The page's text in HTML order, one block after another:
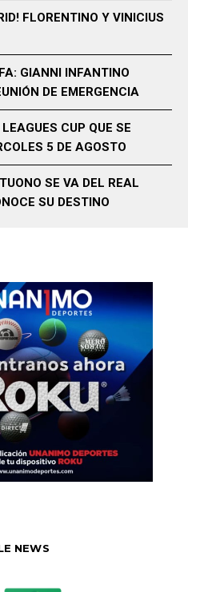
FLORENTINO Y VINICIUS
GIANNI INFANTINO
DE EMERGENCIA
CUP QUE SE
5 DE AGOSTO
SE VA DEL REAL
SU DESTINO
NEWS